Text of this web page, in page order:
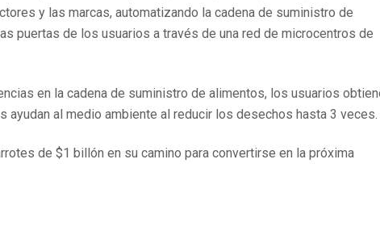
y las marcas, automatizando la cadena de suministro de
puertas de los usuarios a través de una red de microcentros de
en la cadena de suministro de alimentos, los usuarios
al medio ambiente al reducir los desechos hasta 3 veces.
de $1 billón en su camino para convertirse en la próxima